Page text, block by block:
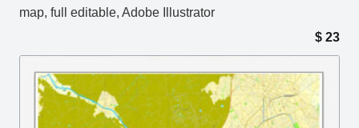
map, full editable, Adobe Illustrator
$ 23